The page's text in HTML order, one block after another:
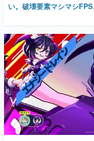
い。破壊要素マシマシ